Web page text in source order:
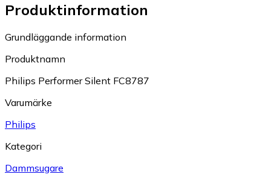
Produktinformation
Grundläggande information
Produktnamn
Philips Performer Silent FC8787
Varumärke
Philips
Kategori
Dammsugare